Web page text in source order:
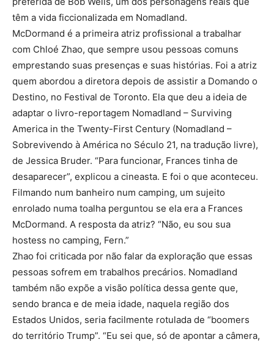
têm a vida ficcionalizada em Nomadland.
McDormand é a primeira atriz profissional a trabalhar
com Chloé Zhao, que sempre usou pessoas comuns
emprestando suas presenças e suas histórias. Foi a atriz
quem abordou a diretora depois de assistir a Domando o
Destino, no Festival de Toronto. Ela que deu a ideia de
adaptar o livro-reportagem Nomadland – Surviving
America in the Twenty-First Century (Nomadland –
Sobrevivendo à América no Século 21, na tradução livre),
de Jessica Bruder. “Para funcionar, Frances tinha de
desaparecer”, explicou a cineasta. E foi o que aconteceu.
Filmando num banheiro num camping, um sujeito
enrolado numa toalha perguntou se ela era a Frances
McDormand. A resposta da atriz? “Não, eu sou sua
hostess no camping, Fern.”
Zhao foi criticada por não falar da exploração que essas
pessoas sofrem em trabalhos precários. Nomadland
também não expõe a visão política dessa gente que,
sendo branca e de meia idade, naquela região dos
Estados Unidos, seria facilmente rotulada de “boomers
do território Trump”. “Eu sei que, só de apontar a câmera,